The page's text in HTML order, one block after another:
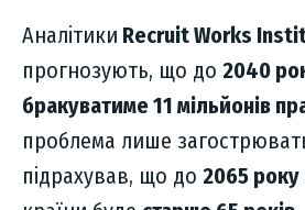
Аналітики Recruit Works
прогнозують, що до 2040
бракуватиме 11 мільйонів
проблема лише
підрахував, що до 2065 року